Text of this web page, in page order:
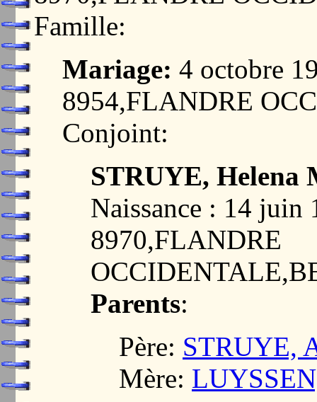
Famille:
Mariage: 4 octobre
8954,FLANDRE
Conjoint:
STRUYE, Helena
Naissance : 14 juin
8970,FLANDRE
Parents:
Père: STRUYE,
Mère: